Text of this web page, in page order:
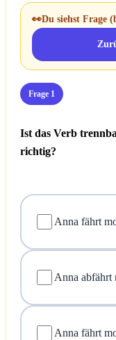
👀Du siehst Frage
Frage 1
Ist das Verb
richtig?
Anna fährt
Anna abfährt
Anna fährt